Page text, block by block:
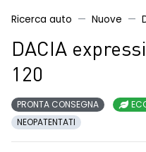
Ricerca auto Nuove
DACIA
120
PRONTA CONSEGNA
NEOPATENTATI